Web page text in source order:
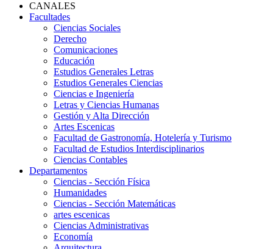
CANALES
Facultades
Ciencias Sociales
Derecho
Comunicaciones
Educación
Estudios Generales Letras
Estudios Generales Ciencias
Ciencias e Ingeniería
Letras y Ciencias Humanas
Gestión y Alta Dirección
Artes Escenicas
Facultad de Gastronomía, Hotelería y Turismo
Facultad de Estudios Interdisciplinarios
Ciencias Contables
Departamentos
Ciencias - Sección Física
Humanidades
Ciencias - Sección Matemáticas
artes escenicas
Ciencias Administrativas
Economía